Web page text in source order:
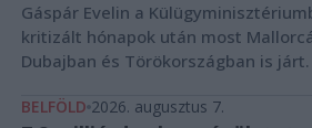
Gáspár Evelin a
kritizált hónapok után most
Dubajban és Törökországban is járt.
BELFÖLD 2026. augusztus 7.